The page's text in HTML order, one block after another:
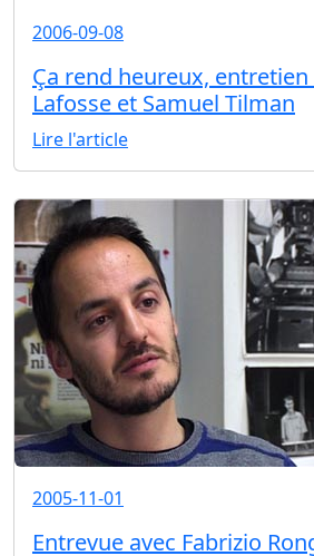
2006-09-08
Ça rend heureux, entretien
Lafosse et Samuel Tilman
Lire l'article
2005-11-01
Entrevue avec Fabrizio